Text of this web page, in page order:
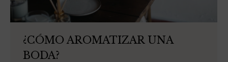
¿CÓMO AROMATIZAR UNA
BODA?